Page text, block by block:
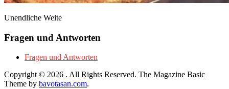
Unendliche Weite
Fragen und Antworten
Fragen und Antworten
Copyright © 2026 . All Rights Reserved. The Magazine Basic
Theme by bavotasan.com.